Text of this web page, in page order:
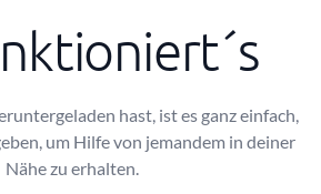
hast, ist es ganz einfach,
um Hilfe von jemandem in deiner
Nähe zu erhalten.